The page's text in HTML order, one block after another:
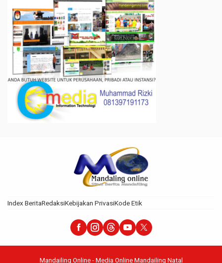
Index BeritaRedaksiKebijakan PrivasiKode Etik
Mandailing Online - Media Online Mandailing Natal